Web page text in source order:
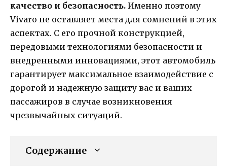
качество и безопасность. Именно поэтому
Vivaro не оставляет места для сомнений в этих
аспектах. С его прочной конструкцией,
передовыми технологиями безопасности и
внедренными инновациями, этот автомобиль
гарантирует максимальное взаимодействие с
дорогой и надежную защиту вас и ваших
пассажиров в случае возникновения
чрезвычайных ситуаций.
Содержание